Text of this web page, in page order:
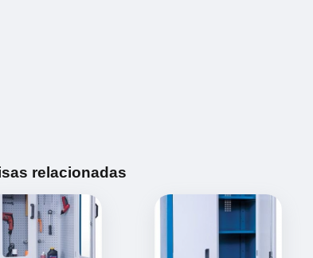
relacionadas